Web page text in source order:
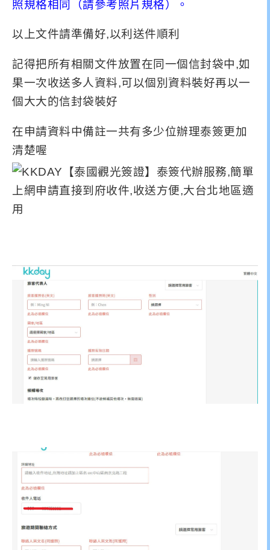
照規格相同（請參考照片規格）
。
以上文件請準備好,以利送件順利
記得把所有相關文件放置在同一個信封袋中,如
果一次收送多人資料,可以個別資料裝好再以一
個大大的信封袋裝好
在申請資料中備註一共有多少位辦理泰簽更加
清楚喔